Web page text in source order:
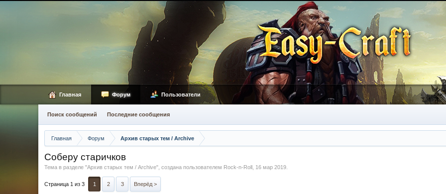
Главная Форум Архив старых тем / Archive
Соберу старичков
Тема в разделе "Архив старых тем / Archive", создана пользователем Rock-n-Roll 16 мар 2019
Страница 1 из 3 1 2 3 Вперёд >
Главная Форум
Поиск сообщений Последние сообщения
Пользователи